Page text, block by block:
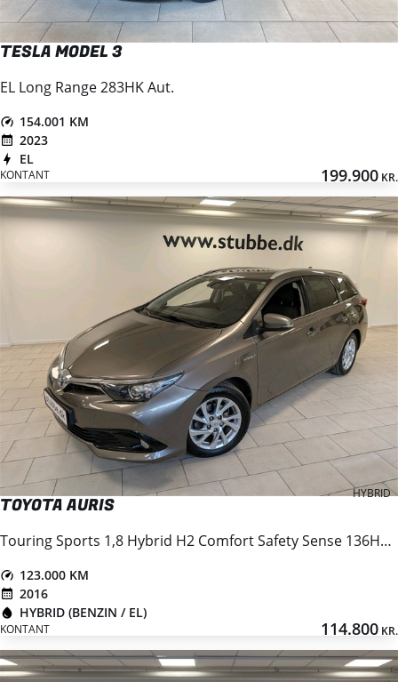
TESLA MODEL 3
EL Long Range 283HK Aut.
154.001 KM
2023
EL
KONTANT 199.900 KR.
HYBRID
TOYOTA AURIS
Touring Sports 1,8 Hybrid H2 Comfort Safety Sense 136HK Stc Aut.
123.000 KM
2016
HYBRID (BENZIN / EL)
KONTANT 114.800 KR.